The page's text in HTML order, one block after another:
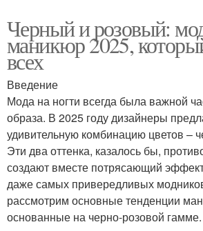
Черный и розовый:
маникюр 2025,
всех
Введение
Мода на ногти всегда была важной
образа. В 2025 году дизайнеры
удивительную комбинацию цветов –
Эти два оттенка, казалось бы,
создают вместе потрясающий
даже самых привередливых
рассмотрим основные тенденции
основанные на черно-розовой гамме.